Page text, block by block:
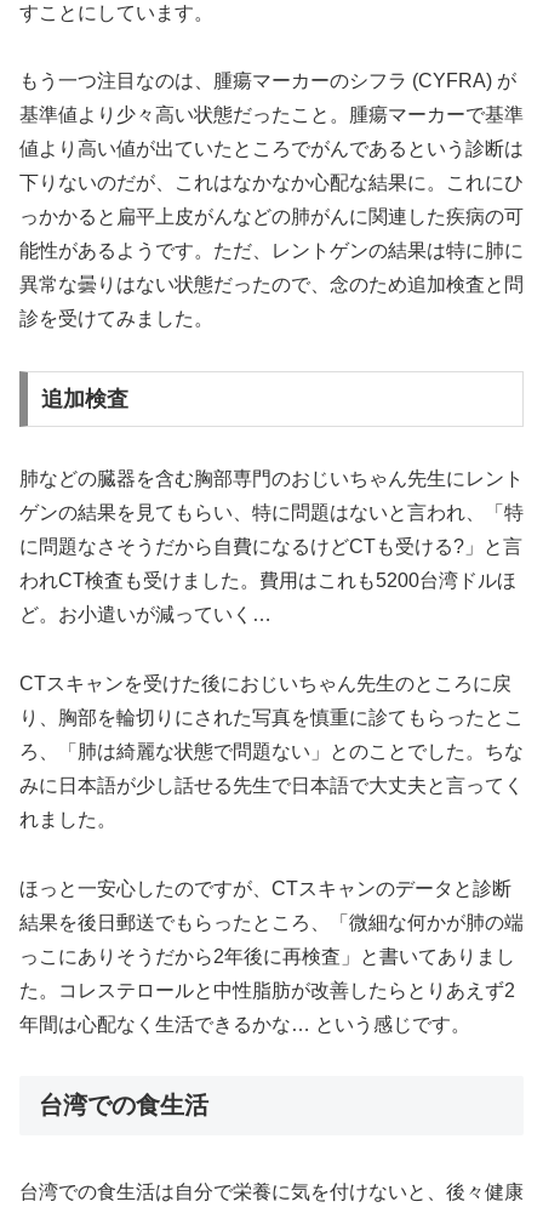
すことにしています。
もう一つ注目なのは、腫瘍マーカーのシフラ (CYFRA) が
基準値より少々高い状態だったこと。腫瘍マーカーで基準
値より高い値が出ていたところでがんであるという診断は
下りないのだが、これはなかなか心配な結果に。これにひ
っかかると扁平上皮がんなどの肺がんに関連した疾病の可
能性があるようです。ただ、レントゲンの結果は特に肺に
異常な曇りはない状態だったので、念のため追加検査と問
診を受けてみました。
追加検査
肺などの臓器を含む胸部専門のおじいちゃん先生にレント
ゲンの結果を見てもらい、特に問題はないと言われ、「特
に問題なさそうだから自費になるけどCTも受ける?」と言
われCT検査も受けました。費用はこれも5200台湾ドルほ
ど。お小遣いが減っていく…
CTスキャンを受けた後におじいちゃん先生のところに戻
り、胸部を輪切りにされた写真を慎重に診てもらったとこ
ろ、「肺は綺麗な状態で問題ない」とのことでした。ちな
みに日本語が少し話せる先生で日本語で大丈夫と言ってく
れました。
ほっと一安心したのですが、CTスキャンのデータと診断
結果を後日郵送でもらったところ、「微細な何かが肺の端
っこにありそうだから2年後に再検査」と書いてありまし
た。コレステロールと中性脂肪が改善したらとりあえず2
年間は心配なく生活できるかな… という感じです。
台湾での食生活
台湾での食生活は自分で栄養に気を付けないと、後々健康